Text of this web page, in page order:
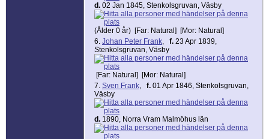
d. 02 Jan 1845, Stenkolsgruvan, Väsby
(Ålder 0 år) [Far: Natural] [Mor: Natural]
6. Johan Peter Frank f. 23 Apr 1839,
Stenkolsgruvan, Väsby
[Far: Natural] [Mor: Natural]
7. Sven Frank f. 01 Apr 1846, Stenkolsgruvan,
Väsby
d. 1890, Norra Vram Malmöhus län